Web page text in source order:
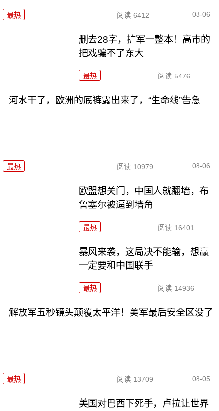
最热 阅读 6412 08-06
删去28字，扩军一整本！高市的
把戏骗不了东大
最热 阅读 5476
河水干了，欧洲的底裤露出来了，“生命线”告急
最热 阅读 10979 08-06
欧盟想关门，中国人就翻墙，布
鲁塞尔被逼到墙角
最热 阅读 16401
暴风来袭，这局决不能输，想赢
一定要和中国联手
最热 阅读 14936
解放军五秒镜头颠覆太平洋！美军最后安全区没了
最热 阅读 13709 08-05
美国对巴西下死手，卢拉让世界